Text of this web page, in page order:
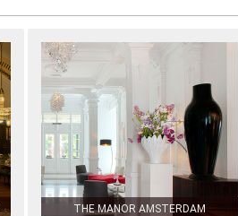
THE MANOR AMSTERDAM